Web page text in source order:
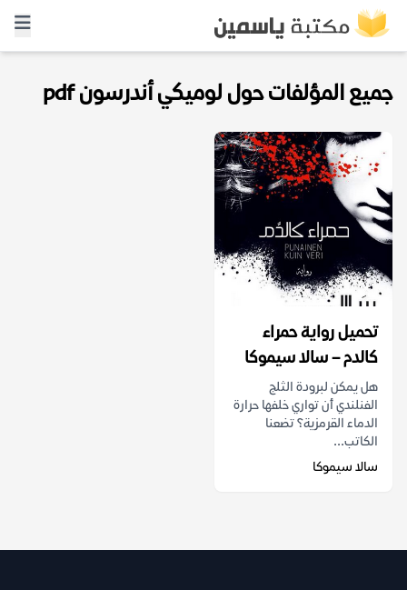
جميع المؤلفات حول لوميكي أندرسون pdf
تحميل رواية حمراء
كالدم – سالا سيموكا
هل يمكن لبرودة الثلج
الفنلندي أن تواري خلفها حرارة
الدماء القرمزية؟ تضعنا
الكاتب...
سالا سيموكا